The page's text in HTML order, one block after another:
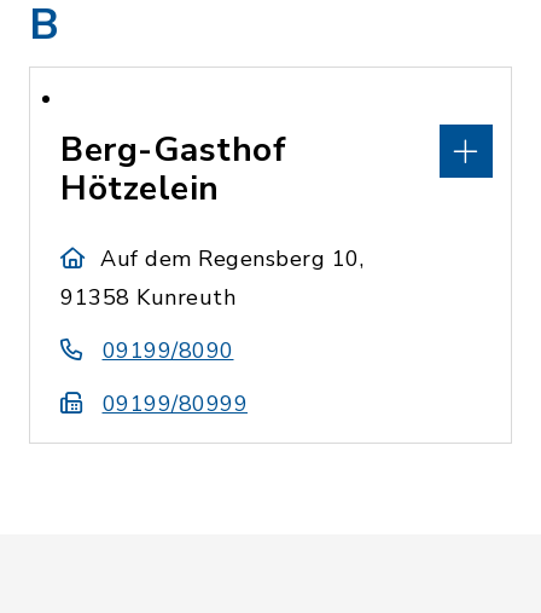
B
Berg-Gasthof
Hötzelein
Auf dem Regensberg 10,
91358 Kunreuth
09199/8090
09199/80999